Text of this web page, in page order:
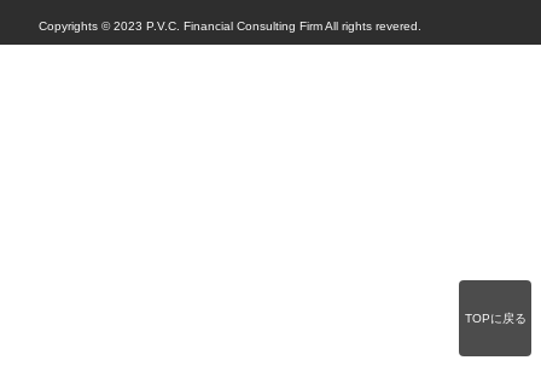
Copyrights © 2023 P.V.C. Financial Consulting Firm All rights revered.
TOPに戻る